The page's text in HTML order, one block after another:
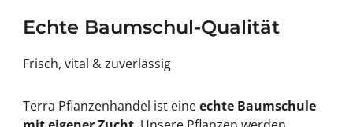
Echte Baumschul-Qualität
Frisch, vital & zuverlässig
Terra Pflanzenhandel ist eineechte Baumschule